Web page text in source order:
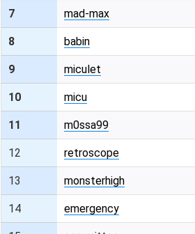
7 mad-max
8 babin
9 miculet
10 micu
11 m0ssa99
12 retroscope
13 monsterhigh
14 emergency